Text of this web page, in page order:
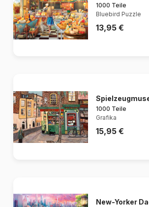
1000 Teile
Bluebird Puzzle
13,95 €
1000 Teile
Grafika
15,95 €
New-Yorker